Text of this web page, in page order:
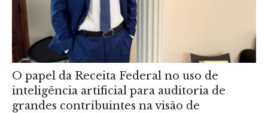
O papel da Receita Federal no uso de
inteligência artificial para auditoria de
grandes contribuintes na visão de